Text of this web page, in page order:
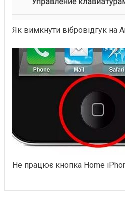
Як вимкнути вібровідгук на
Не працює кнопка Home